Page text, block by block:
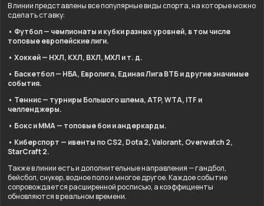
В линии представлены все популярные виды спорта, на которые можно
сделать ставку:
• Футбол — чемпионаты и кубки разных уровней, в том числе
топовые европейские лиги.
• Хоккей — НХЛ, КХЛ, ВХЛ, МХЛ и т. д.
• Баскетбол — НБА, Евролига, Единая Лига ВТБ и другие значимые
события.
• Теннис — турниры Большого шлема, ATP, WTA, ITF и
челленджеры.
• Бокс и ММА — топовые бои и андеркарды.
• Киберспорт — ивенты по CS2, Dota 2, Valorant, Overwatch 2,
StarCraft 2.
Также в линии есть и дополнительные направления — гандбол,
бейсбол, снукер, водное поло и многое другое. Каждое событие
сопровождается расширенной росписью, а коэффициенты
обновляются в реальном времени.